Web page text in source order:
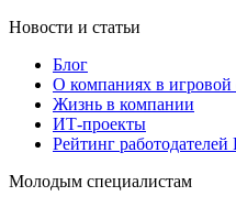
Новости и статьи
Блог
О компаниях в
Жизнь в компании
ИТ-проекты
Рейтинг работодателей
Молодым специалистам